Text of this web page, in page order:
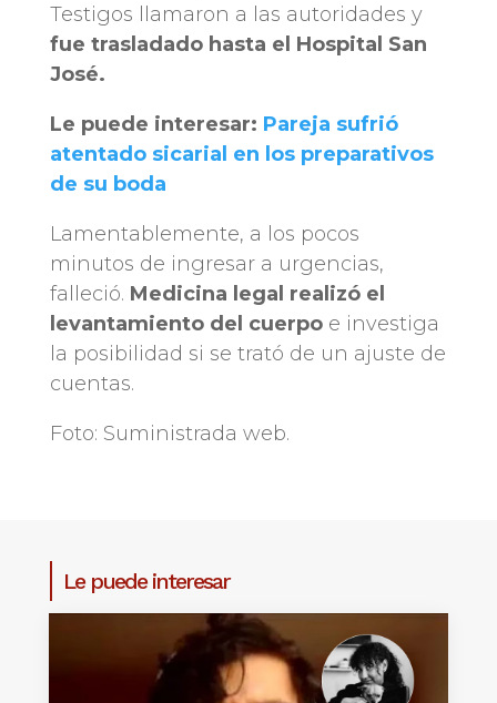
Testigos llamaron a las autoridades y
fue trasladado hasta el Hospital San
José.
Le puede interesar: Pareja sufrió
atentado sicarial en los preparativos
de su boda
Lamentablemente, a los pocos
minutos de ingresar a urgencias,
falleció. Medicina legal realizó el
levantamiento del cuerpoe investiga
la posibilidad si se trató de un ajuste de
cuentas.
Foto: Suministrada web.
Le puede interesar